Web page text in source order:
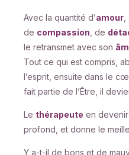
Avec la quantité d’amour
de compassion , de
le retransmet avec son
Tout ce qui est compris,
l’esprit, ensuite dans le
fait partie de l’Être, il
Le thérapeute en
profond, et donne le
Y a-t-il de bons et de